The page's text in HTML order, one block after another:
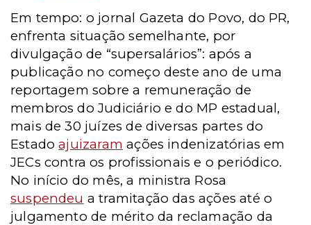
Em tempo: o jornal Gazeta do Povo, do PR,
enfrenta situação semelhante, por
divulgação de “supersalários”: após a
publicação no começo deste ano de uma
reportagem sobre a remuneração de
membros do Judiciário e do MP estadual,
mais de 30 juízes de diversas partes do
Estadoajuizaram ações indenizatórias em
JECs contra os profissionais e o periódico.
No início do mês, a ministra Rosa
suspendeu a tramitação das ações até o
julgamento de mérito da reclamação da